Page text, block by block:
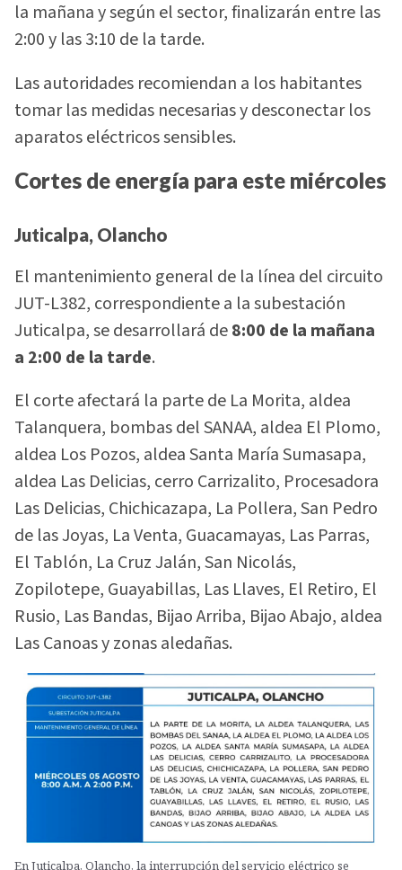
la mañana y según el sector, finalizarán entre las
2:00 y las 3:10 de la tarde.
Las autoridades recomiendan a los habitantes
tomar las medidas necesarias y desconectar los
aparatos eléctricos sensibles.
Cortes de energía para este miércoles
Juticalpa, Olancho
El mantenimiento general de la línea del circuito
JUT-L382, correspondiente a la subestación
Juticalpa, se desarrollará de8:00 de la mañana
a 2:00 de la tarde.
El corte afectará la parte de La Morita, aldea
Talanquera, bombas del SANAA, aldea El Plomo,
aldea Los Pozos, aldea Santa María Sumasapa,
aldea Las Delicias, cerro Carrizalito, Procesadora
Las Delicias, Chichicazapa, La Pollera, San Pedro
de las Joyas, La Venta, Guacamayas, Las Parras,
El Tablón, La Cruz Jalán, San Nicolás,
Zopilotepe, Guayabillas, Las Llaves, El Retiro, El
Rusio, Las Bandas, Bijao Arriba, Bijao Abajo, aldea
Las Canoas y zonas aledañas.
En Juticalpa, Olancho, la interrupción del servicio eléctrico se